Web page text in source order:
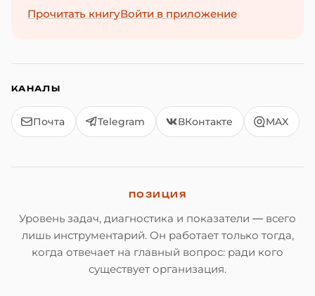
Прочитать книгуВойти в приложение
КАНАЛЫ
Почта Telegram ВКонтакте MAX
ПОЗИЦИЯ
Уровень задач, диагностика и показатели — всего
лишь инструментарий. Он работает только тогда,
когда отвечает на главный вопрос: ради кого
существует организация.